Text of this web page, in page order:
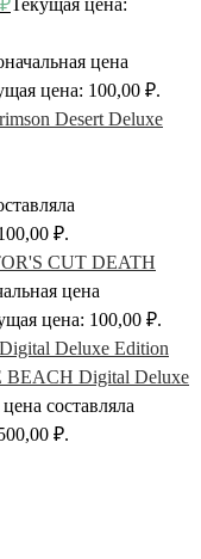
цена
цена: 100,00 ₽.
Desert Deluxe
₽.
DEATH
цена
цена: 100,00 ₽.
Digital Deluxe
составляла
₽.